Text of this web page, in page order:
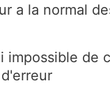
a la normal
impossible de